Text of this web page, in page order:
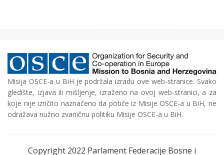
Misija OSCE-a u BiH je podržala izradu ove web-stranice. Svako
gledište, izjava ili mišljenje, izraženo na ovoj web-stranici, a za
koje nije izričito naznačeno da potiče iz Misije OSCE-a u BiH, ne
odražava nužno zvaničnu politiku Misije OSCE-a u BiH.
Copyright 2022 Parlament Federacije Bosne i